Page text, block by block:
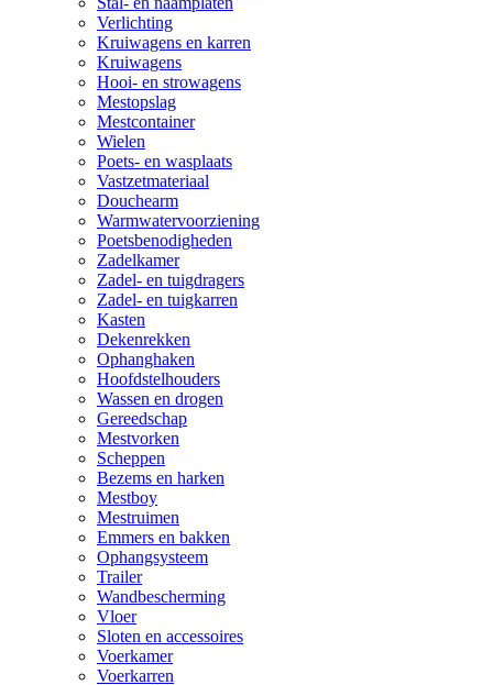
Verlichting
Kruiwagens en karren
Kruiwagens
Hooi- en strowagens
Mestopslag
Mestcontainer
Wielen
Poets- en wasplaats
Vastzetmateriaal
Douchearm
Warmwatervoorziening
Poetsbenodigheden
Zadelkamer
Zadel- en tuigdragers
Zadel- en tuigkarren
Kasten
Dekenrekken
Ophanghaken
Hoofdstelhouders
Wassen en drogen
Gereedschap
Mestvorken
Scheppen
Bezems en harken
Mestboy
Mestruimen
Emmers en bakken
Ophangsysteem
Trailer
Wandbescherming
Vloer
Sloten en accessoires
Voerkamer
Voerkarren